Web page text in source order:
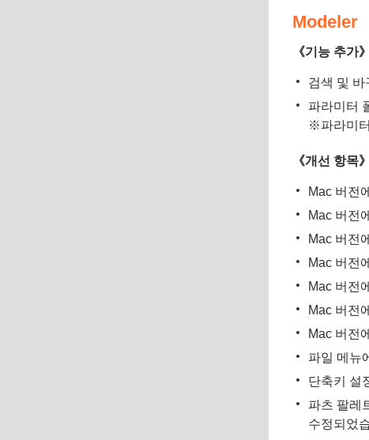
Modeler
《기능 추가》
검색 및
파라미터
※파라미
《개선 항목》
Mac 버전
Mac 버전
Mac 버전
Mac 버전
Mac 버전
Mac 버전
Mac 버전
파일 메뉴
단축키 설
파츠 팔레
수정되었